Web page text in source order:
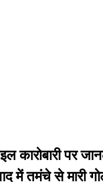
कारोबारी पर
में तमंचे से मारी